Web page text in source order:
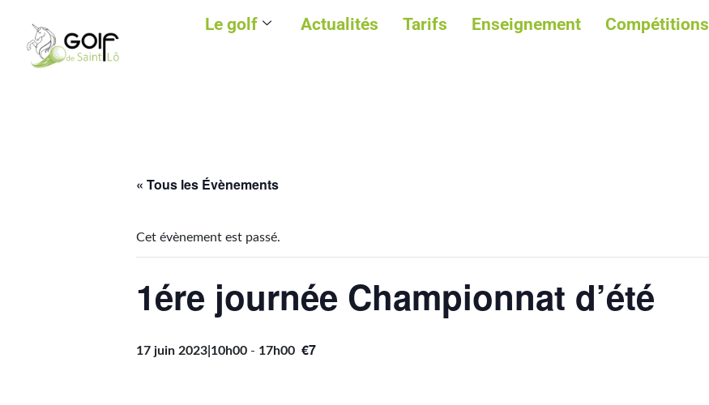
Le golf Actualités Tarifs Enseignement Compétitions
« Tous les Évènements
Cet évènement est passé.
1ére journée Championnat d’été
17 juin 2023|10h00 - 17h00 €7